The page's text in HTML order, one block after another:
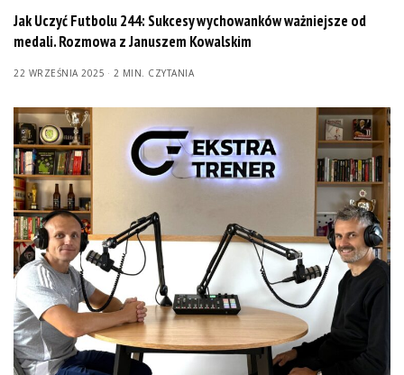
Jak Uczyć Futbolu 244: Sukcesy wychowanków ważniejsze od
medali. Rozmowa z Januszem Kowalskim
22 WRZEŚNIA 2025 2 MIN. CZYTANIA